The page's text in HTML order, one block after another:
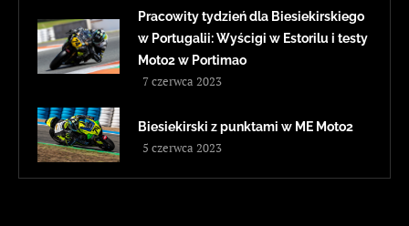
Pracowity tydzień dla Biesiekirskiego
w Portugalii: Wyścigi w Estorilu i testy
Moto2 w Portimao
7 czerwca 2023
Biesiekirski z punktami w ME Moto2
5 czerwca 2023